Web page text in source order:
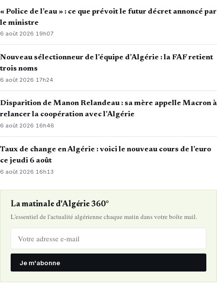
« Police de l’eau » : ce que prévoit le futur décret annoncé par
le ministre
6 août 2026·19h07
Nouveau sélectionneur de l’équipe d’Algérie : la FAF retient
trois noms
6 août 2026·17h24
Disparition de Manon Relandeau : sa mère appelle Macron à
relancer la coopération avec l’Algérie
6 août 2026·16h46
Taux de change en Algérie : voici le nouveau cours de l’euro
ce jeudi 6 août
6 août 2026· 16h13
La matinale d'Algérie 360°
L'essentiel de l'actualité algérienne chaque matin dans votre boîte mail.
Je m'abonne